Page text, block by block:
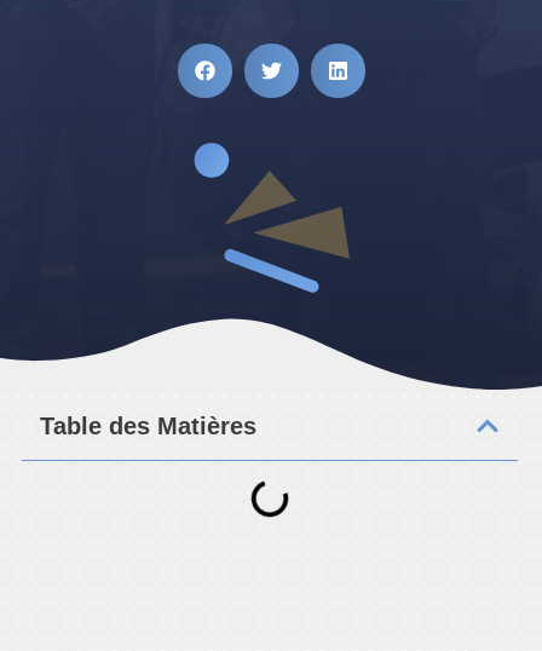
Table des Matières